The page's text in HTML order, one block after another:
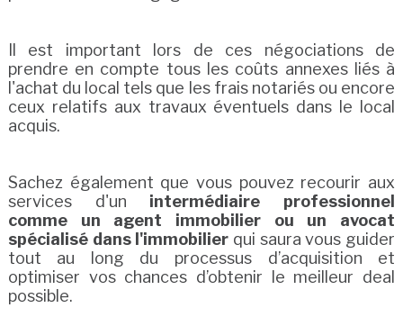
Il est important lors de ces négociations de
prendre en compte tous les coûts annexes liés à
l'achat du local tels que les frais notariés ou encore
ceux relatifs aux travaux éventuels dans le local
acquis.
Sachez également que vous pouvez recourir aux
services d'un intermédiaire professionnel
comme un agent immobilier ou un avocat
spécialisé dans l'immobilier qui saura vous guider
tout au long du processus d’acquisition et
optimiser vos chances d’obtenir le meilleur deal
possible.